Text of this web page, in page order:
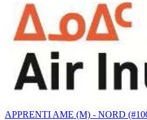
APPRENTI AME (M) - NORD